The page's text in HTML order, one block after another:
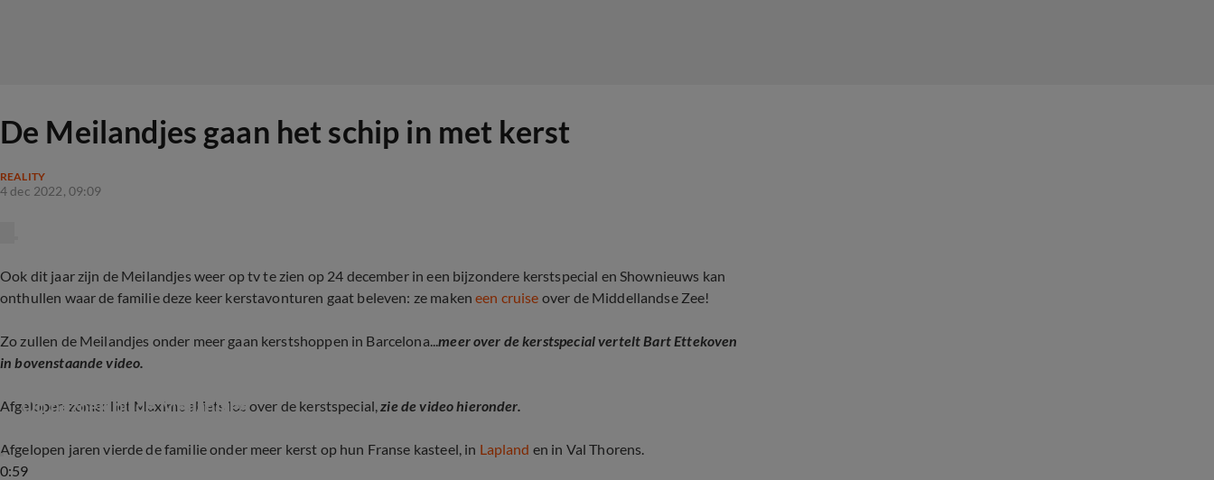
De Meilandjes gaan het schip in met kerst
REALITY
4 dec 2022, 09:09
Ook dit jaar zijn de Meilandjes weer op tv te zien op 24 december in een bijzondere kerstspecial en Shownieuws kan
onthullen waar de familie deze keer kerstavonturen gaat beleven: ze makeneen cruise over de Middellandse Zee!
Zo zullen de Meilandjes onder meer gaan kerstshoppen in Barcelona...meer over de kerstspecial vertelt Bart Ettekoven
in bovenstaande video.
Afgelopen zomer liet Maxime al iets los over de kerstspecial,zie de video hieronder.
0:59
Op bezoek bij de Meilandjes
Afgelopen jaren vierde de familie onder meer kerst op hun Franse kasteel, in Lapland en in Val Thorens.